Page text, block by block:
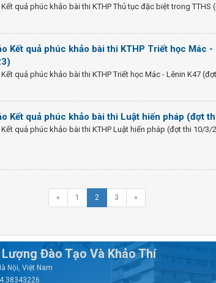
quả phúc khảo bài thi KTHP Thủ tục đặc biệt trong TTHS
Kết quả phúc khảo bài thi KTHP Triết học Mác
quả phúc khảo bài thi KTHP Triết học Mác - Lênin K47
Kết quả phúc khảo bài thi Luật hiến pháp (đợt
quả phúc khảo bài thi KTHP Luật hiến pháp (đợt thi 10/3/
« 1 2 3 »
Đào Tạo Và Khảo Thí
Nội, Việt Nam